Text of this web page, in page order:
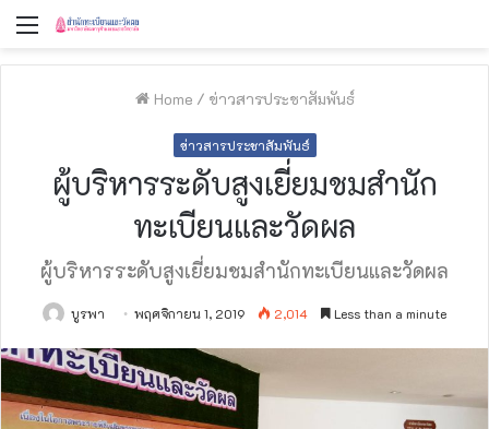
Menu
Home / ข่าวสารประชาสัมพันธ์
ข่าวสารประชาสัมพันธ์
ผู้บริหารระดับสูงเยี่ยมชมสำนัก
ทะเบียนและวัดผล
ผู้บริหารระดับสูงเยี่ยมชมสำนักทะเบียนและวัดผล
บูรพา พฤศจิกายน 1, 2019 2,014 Less than a minute